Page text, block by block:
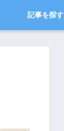
記事を探す